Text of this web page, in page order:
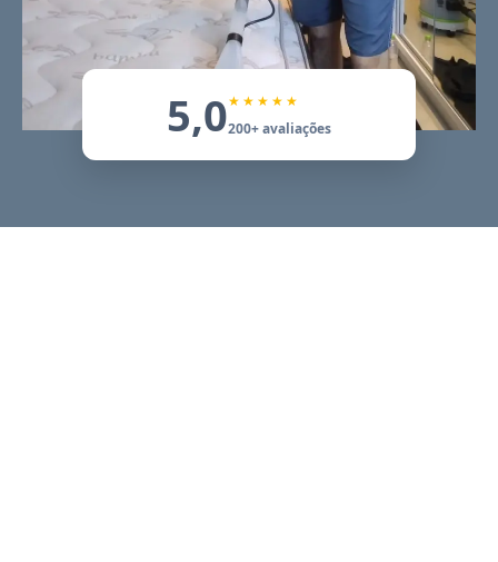
5,0★★★★★
200+ avaliações